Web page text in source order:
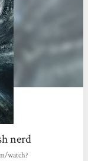
nerd
watch?